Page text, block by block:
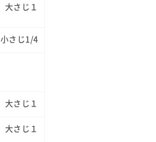
大さじ１
小さじ1/4
大さじ１
大さじ１